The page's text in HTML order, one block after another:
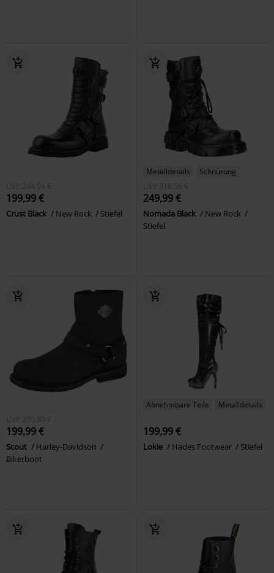
UVP 244,94 €
199,99 €
Crust Black New Rock Stiefel
Metalldetails
Schnürung
UVP
318,56 €
249,99 €
Nomada Black
New Rock
Stiefel
UVP 209,90 €
199,99 €
Scout
Harley-Davidson
Bikerboot
Abnehmbare Teile Metalldetails
199,99 €
Lokie Hades Footwear Stiefel